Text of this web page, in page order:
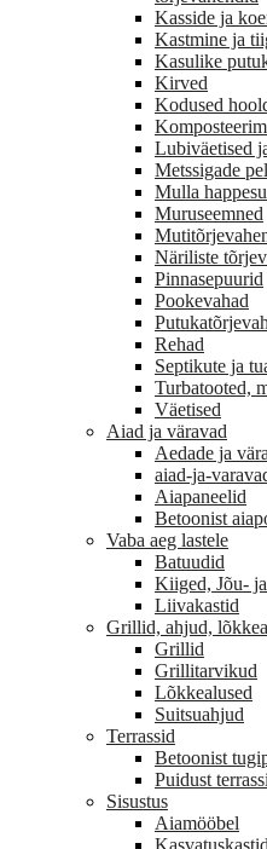
Kasside ja
Kastmine ja
Kasulike
Kirved
Kodused
Lubiväetised
Metssigade
Mulla
Muruseemned
Näriliste
Pinnasepuurid
Pookevahad
Rehad
Septikute ja
Turbatooted,
Väetised
Aiad ja väravad
Aedade ja
aiad-ja-
Aiapaneelid
Betoonist
Vaba aeg lastele
Batuudid
Kiiged, Jõu-
Liivakastid
Grillid, ahjud,
Grillid
Grillitarvikud
Lõkkealused
Suitsuahjud
Terrassid
Betoonist
Puidust
Sisustus
Aiamööbel